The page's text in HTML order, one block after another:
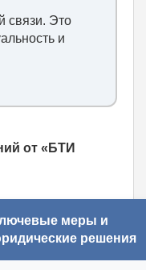
связи. Это
и
от «БТИ
меры и
решения